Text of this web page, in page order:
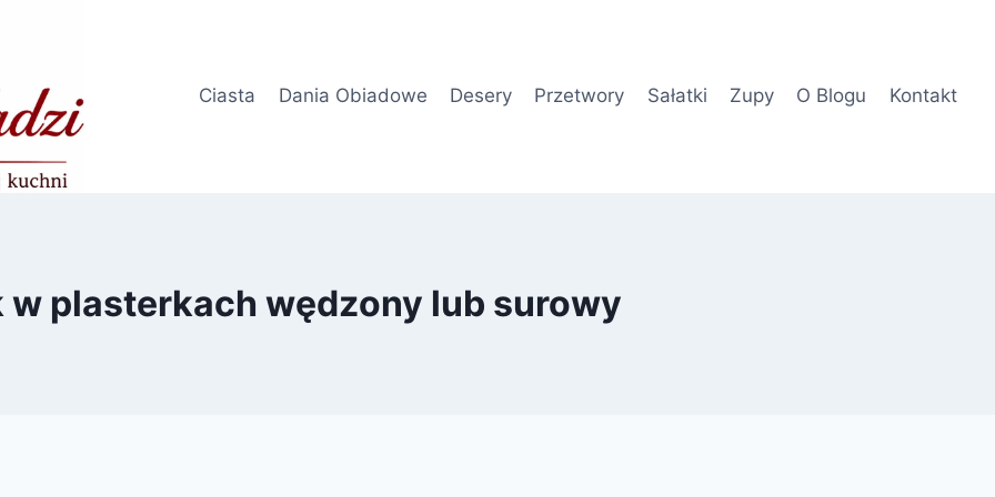
Ciasta
Dania Obiadowe Desery Przetwory Sałatki Zupy O Blogu Kontakt
w plasterkach wędzony lub surowy